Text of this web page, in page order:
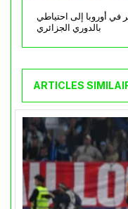
في أوروبا إلى احتياطي
بالدوري الجزائري
ARTICLES